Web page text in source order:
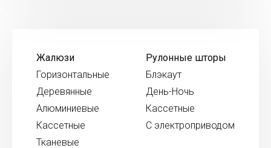
Жалюзи
Горизонтальные
Деревянные
Алюминиевые
Кассетные
Тканевые
Рулонные шторы
Блэкаут
День-Ночь
Кассетные
С электроприводом